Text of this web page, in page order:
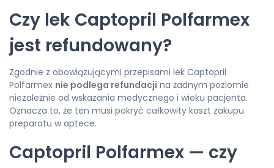
Czy lek Captopril Polfarmex
jest refundowany?
Zgodnie z obowiązującymi przepisami lek Captopril
Polfarmex nie podlega refundacji na żadnym poziomie
niezależnie od wskazania medycznego i wieku pacjenta.
Oznacza to, że ten musi pokryć całkowity koszt zakupu
preparatu w aptece.
Captopril Polfarmex — czy